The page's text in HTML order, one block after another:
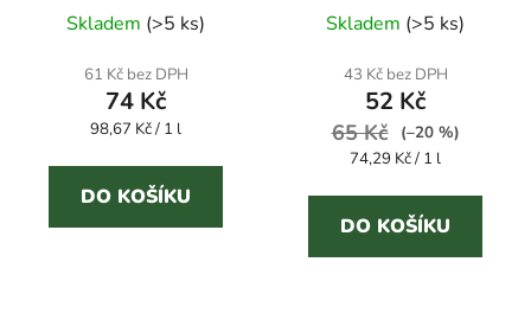
vodního kamene
hodnocení
produktu
je
5,0
z
5
hvězdiček.
Skladem (>5 ks)
61 Kč bez DPH
74 Kč
Měrná
98,67 Kč / 1 l
DO KOŠÍKU
kámen a mastnotu
Skladem (>5 ks)
43 Kč bez DPH
52 Kč
65 Kč
(–20 %)
Měrná
74,29 Kč / 1 l
DO KOŠÍKU